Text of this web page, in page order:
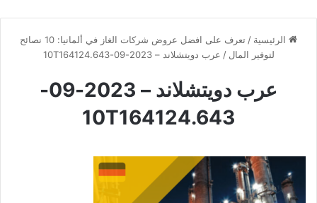
الرئيسية /
تعرف على افضل عروض شركات الغاز في ألمانيا: 10 نصائح
لتوفير المال / عرب دويتشلاند – 2023-09-10T164124.643
عرب دويتشلاند – 2023-09-
10T164124.643